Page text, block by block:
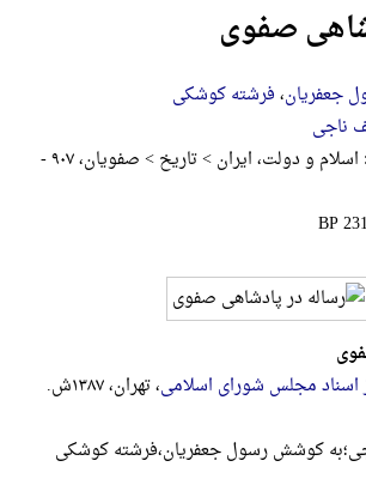
صفوی
جعفریان،فرشته کوشکی
ناجی
اسلام و دولت، ایران > تاریخ > صفوی‍‍ان‌، ۹۰۷ -
اسناد مجلس شورای اسلامی، تهران، ۱۳۸۷ش.
کوشش رسول جعفریان،فرشته کوشکی